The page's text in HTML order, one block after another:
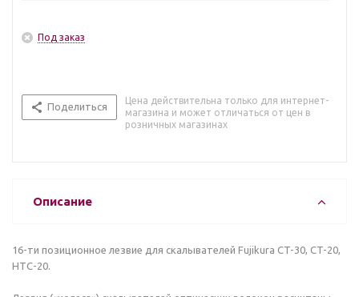
Под заказ
Поделиться
Цена действительна только для интернет-
магазина и может отличаться от цен в
розничных магазинах
Описание
16-ти позиционное лезвие для скалывателей Fujikura CT-30, CT-20,
HTC-20.